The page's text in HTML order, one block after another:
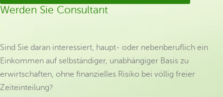
Werden Sie Consultant
Sind Sie daran interessiert, haupt- oder nebenberuflich ein
Einkommen auf selbständiger, unabhängiger Basis zu
erwirtschaften, ohne finanzielles Risiko bei völlig freier
Zeiteinteilung?